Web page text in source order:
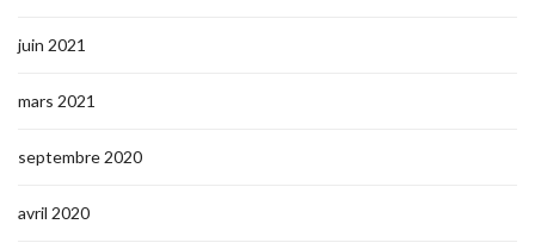
juin 2021
mars 2021
septembre 2020
avril 2020